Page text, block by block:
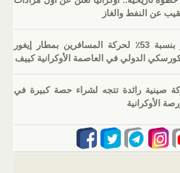
عن النفط والغاز
نمو بنسبة 53٪ لحركة المسافرين بمطار إيغور
الدولي في العاصمة الأوكرانية كييف
صينية رائدة تتجه لشراء حصة كبيرة في
الأوكرانية